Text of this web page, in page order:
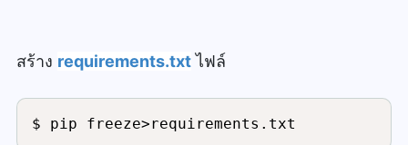
{{ today
<!-- Bootstrap Modal -->
<div class="modal"
สร้าง requirements.txtไฟล์
$ pip freeze>requirements.txt